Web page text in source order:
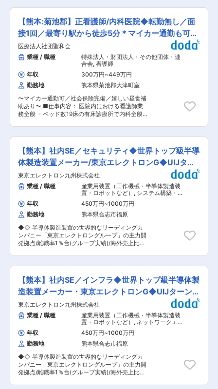
る ◎IE未経験でも、製造業経験や工程改善経験を
活かして活躍できる ◎生産能力管理から設備投資
計画まで、幅広いIE業務に携われる ◎業務改善・
標準化・生産性向上のスキルを高められる ◎組織
の次世代を担う中核人材として活躍できるポジシ
ョン ■採用背景 IEチームは全体的に年齢層が高
く、今後数年で実働人員の減少が見込まれていま
す。 各拠点で安定的にIE業務を継続するため、次
世代の中核人材として育成・活躍いただける方を
採用します。 熊本拠点で1名の採用を予定してい
ます。 ■当社の特徴 ◇世の中のあらゆるモノの
中で、人々の生活を密かに支えている「半導
体」。 ◇当社はその半導体製造の中でも「後工
メーカーです。 ◇世界トップクラスの先端技術と
生産規模・ノウハウを有し、各国の大手メーカー
体を通じて世界中の人々の暮らしを豊かにしてい
ます。 変更の範囲：会社の定める業務
業務詳細 手順書や図面に沿って、細やかな作業か
ら大型装置の組立まで幅広く携わります。 クリー
ンルーム内での作業となり、快適な環境で最先端
技術のモノづくりに挑戦できます。 ・ドライバー
を用いたネジ締めや部品の取り付け ・ケーブルの
差し込みやラベル貼り、外観確認 ・図面・手順書
を見ながら基板や配線ルートの組付け ・トルク管
理を伴うネジ締めや組立後の動作確認 ・配線やコ
ネクタのチェック、テスターでの通電確認 ・不具
合時の手直し作業 ■組織構成 20代〜30代前半を
中心に幅広いスタッフが在籍。未経験からスター
トした方も多数活躍中です。 ■業務の魅力 充実
した研修制度があり、異業種からの転職も安心。
コツコツ作業が得意な方や、チームで協力して成
果を出したい方に最適です。資格取得支援や新生
活支援金など福利厚生も充実しています。 ■教育
でも着実に成長できます。 ■就業環境 ・クリー
ンルームで温度管理された快適な職場環境 ・土日
祝休み・年間休日120日以上でワークライフバラ
ンスも良好 ■こんな方にぴったりです ・スピー
ドよりも丁寧さを重視したい方 ・コツコツと集中
して作業を進めたい方 ・細かいチェックが得意な
方 ・世界規模で展開している製品に携わりたい
・定年まで活躍できる技術を身につけたい ・広く
浅くではなくプロフェッショナルな技術を身に付
けたい ・大手企業で働きたい 変更の範囲：会社
の定める業務
【熊本:菊池郡】正看護師/内科医院◆転勤無し／面
接1回／最寄り駅から徒歩5分＊マイカー通勤も可能
◎
医療法人社団聖和会
業種 / 職種
特殊法人・財団法人・その他団体・連
合会, 看護師
年収
300万円~449万円
勤務地
熊本県菊池郡大津町室
〜マイカー通勤可／社会保険完備／嬉しい昼食補
助あり〜 ■仕事内容： 医院内における看護師業
務全般 ・ベッド数19床の有床診療所で内科全般の
■魅力： ・通勤便利：JR豊肥本線「肥後大津
駅」より徒歩5分。マイカー通勤も可能（無料駐
車場完備）。 ・福利厚生充実：昼食補助（1食
300円）、皆勤手当、職能手当、日当直手当など
各種手当あり。 ・働きやすさ：日勤のみや曜日相
談可能。育児休暇取得実績あり。再雇用制度もあ
り、長く働ける環境です。 ・教育体制：入社後は
OJTで業務習得。専門医のもとでスキルアップが
可能です。 ■当社について： 当法人は内科や透
析などのクリニック運営を行っております。 質と
安全性の向上に取り組むと共に、それぞれの診療
分野において最善を尽くし、地域の皆様の「かか
りつけ医」を目指している法人です。 ■企業の特
徴： 当院は内科・消化器科・循環器科などの領域
で診療を行っている19床のクリニックです。 医療
の質と安全性の向上に取り組むと共に、それぞれ
の地方創生事業の一環である先導的人材マッチン
グ事業に基づく求人でございます。 本求人は上記
事業に基づき、地域金融機関が当該企業様の事業
内容の分析や成長可能性の評価(事業性評価)を実
施し、 当該企業様の課題解決や今後のさらなる成
長のために必要となる役割を正確に見定めたうえ
で弊社に連携いただき作成された求人です。
【熊本】社内SE／セキュリティ◆世界トップ級半導
体製造装置メーカー/東京エレクトロンG◆UIJター
ン
東京エレクトロン九州株式会社
業種 / 職種
産業用装置（工作機械・半導体製造装
置・ロボットなど） , システム構築・運
用（インフラ担当） セキュリティコン
サルタント・アナリスト
年収 450万円~1000万円
勤務地
熊本県合志市福原
◆◇ 半導体製造装置の世界的なリーディングカ
ンパニー「東京エレクトロングループ」の主力開
発拠点/離職率1％台(グループ実績)/海外売上比率
各種セキュリティ施策をご担当いただき、情報セ
キュリティ環境の構築および強化に取り組んでい
ただきます。 【具体的には】 ●セキュリティポ
リシーの策定とグループ各社へのガバナンス、情
報セキュリティマネジメントの実装 ●情報セキュ
リティリスクマネジメントや監査等の実施によ
り、情報セキュリティの継続的改善 （各部門の支
援や調整等、推進事務局としての組織的役割を含
む） ●サイバー攻撃等の脅威に対し、人的・物理
的・技術的側面からの施策を企画・実行 ●お取引
先様とともに、サプライチェーンのセキュリティ
強化を推進 ●SoCによる監視、SIRT活動を通じ
たインシデント対応 ●ITセキュリティ、製品セキ
ュリティ、工場セキュリティを中心としたセキュ
リティ基盤構築 など 【部署構成】 社内SE全体
で約30名のメンバーが活躍しております。 社内
【熊本】社内SE／インフラ◆世界トップ級半導体製
造装置メーカー・東京エレクトロンG◆UIJターン歓
迎
東京エレクトロン九州株式会社
業種 / 職種
産業用装置（工作機械・半導体製造装
置・ロボットなど） , ネットワークエン
ジニア（設計構築） システム構築・運
用（インフラ担当）
年収 450万円~1000万円
勤務地
熊本県合志市福原
◆◇ 半導体製造装置の世界的なリーディングカ
ンパニー「東京エレクトロングループ」の主力開
発拠点/離職率1％台(グループ実績)/海外売上比率